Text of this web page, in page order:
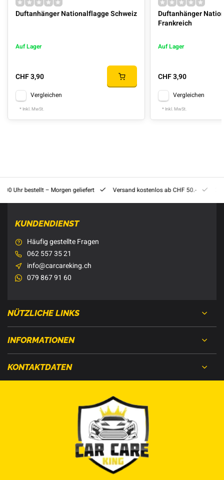
Duftanhänger Nationalflagge Schweiz
Auf Lager
CHF 3,90
Vergleichen
* Inkl. MwSt.
Duftanhänger
Frankreich
Auf Lager
CHF 3,90
Vergleichen
* Inkl. MwSt.
Uhr bestellt – Morgen geliefert Versand kostenlos ab CHF 50.-
KUNDENDIENST
Häufig gestellte Fragen
062 557 35 21
info@carcareking.ch
079 867 91 60
NÜTZLICHE LINKS
INFORMATIONEN
KONTAKTDATEN